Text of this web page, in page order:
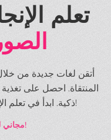
تعلم
أتقن لغات جديدة من
المنتقاة. احصل على
ذكية. ابدأ في تعلم الإنجليزية من خلال العربية اليوم!
مجاني للاستخدام والتنزيل!